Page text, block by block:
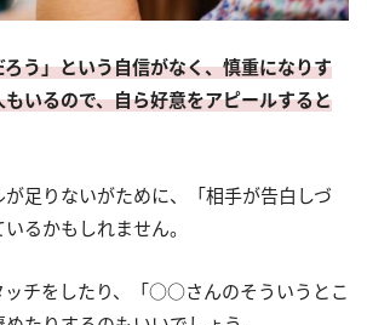
う」という自信がなく、慎重になりす
いるので、自ら好意をアピールすると
足りないがために、「相手が告白しづ
るかもしれません。
ッチをしたり、「○○さんのそういうとこ